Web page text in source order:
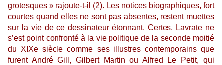
grotesques » rajoute-t-il (2). Les notices biographiques, fort
courtes quand elles ne sont pas absentes, restent muettes
sur la vie de ce dessinateur étonnant. Certes, Lavrate ne
s’est point confronté à la vie politique de la seconde moitié
du XIXe siècle comme ses illustres contemporains que
furent André Gill, Gilbert Martin ou Alfred Le Petit, qui